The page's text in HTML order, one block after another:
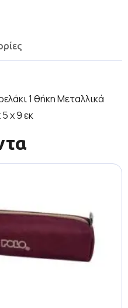
1 θήκη Μεταλλικά
x 9 εκ